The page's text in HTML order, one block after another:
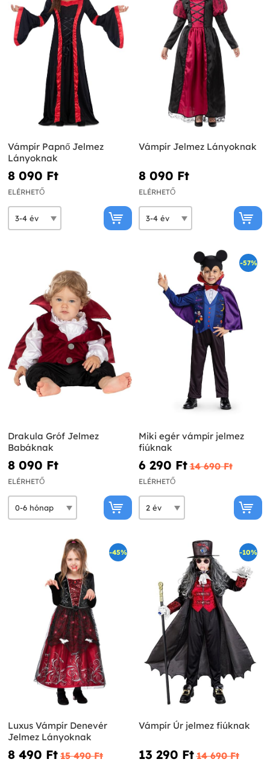
Vámpír Papnő Jelmez
Lányoknak
8 090 Ft‎
ELÉRHETŐ
Vámpír Jelmez Lányoknak
8 090 Ft‎
ELÉRHETŐ
Drakula Gróf Jelmez
Babáknak
8 090 Ft‎
ELÉRHETŐ
-57%
Miki egér vámpír jelmez
fiúknak
6 290 Ft‎ 14 690 Ft‎
ELÉRHETŐ
-45%
Luxus Vámpír Denevér
Jelmez Lányoknak
8 490 Ft‎ 15 490 Ft‎
-10%
Vámpír Úr jelmez fiúknak
13 290 Ft‎ 14 690 Ft‎